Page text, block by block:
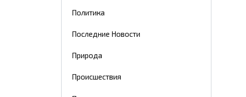
Политика
Последние Новости
Природа
Происшествия